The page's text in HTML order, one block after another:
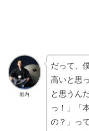
垣内
だって、
高いと思
と思うん
っ！」「
の？」っ